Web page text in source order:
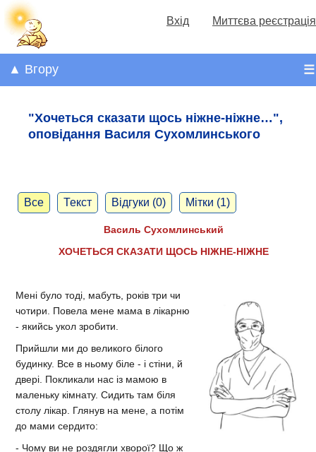
Вхід Миттєва реєстрація
☰
▲ Вгору
"Хочеться сказати щось ніжне-ніжне…",
оповідання Василя Сухомлинського
Все Текст Відгуки (0) Мітки (1)
Василь Сухомлинський
ХОЧЕТЬСЯ СКАЗАТИ ЩОСЬ НІЖНЕ-НІЖНЕ
Мені було тоді, мабуть, років три чи
чотири. Повела мене мама в лікарню
- якийсь укол зробити.
Прийшли ми до великого білого
будинку. Все в ньому біле - i стіни, й
двері. Покликали нас iз мамою в
маленьку кімнату. Сидить там біля
столу лікар. Глянув на мене, а потім
до мами сердито:
- Чому ви не роздягли хворої? Що ж